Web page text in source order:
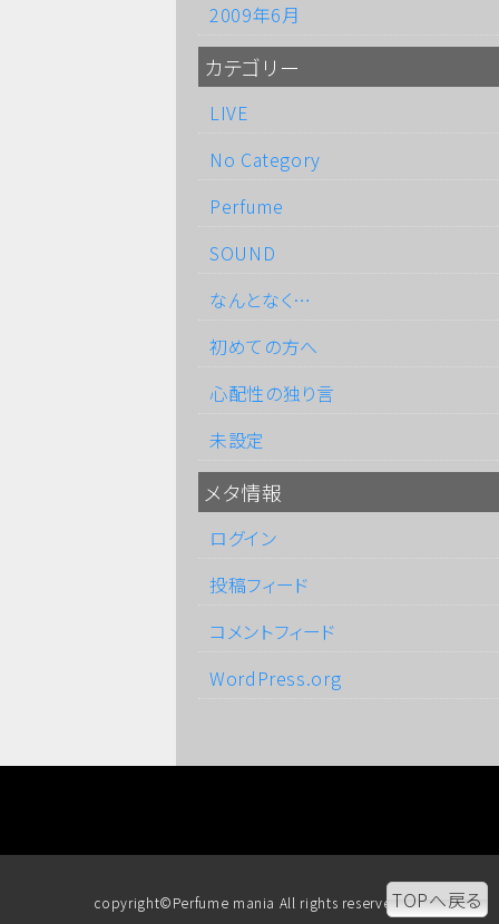
2009年6月
カテゴリー
LIVE
No Category
Perfume
SOUND
なんとなく…
初めての方へ
心配性の独り言
未設定
メタ情報
ログイン
投稿フィード
コメントフィード
WordPress.org
TOPへ戻る
copyright©Perfume mania All rights reserved.